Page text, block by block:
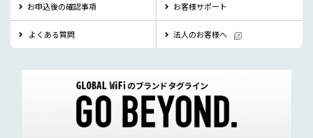
お申込後の確認事項 お客様サポート
よくある質問 法人のお客様へ